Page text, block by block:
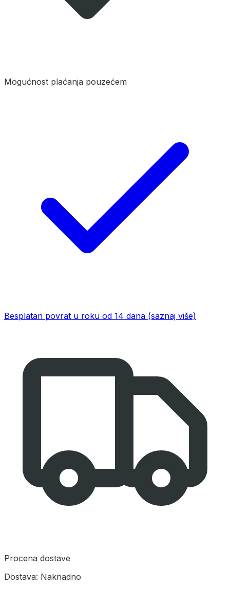
Mogućnost plaćanja pouzećem
Besplatan povrat u roku od 14 dana (saznaj više)
Procena dostave
Dostava: Naknadno